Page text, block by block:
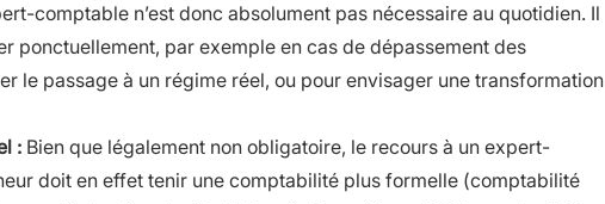
comptable n’est donc absolument pas nécessaire au quotidien. Il
ponctuellement, par exemple en cas de dépassement des
le passage à un régime réel, ou pour envisager une transformation
: Bien que légalement non obligatoire, le recours à un expert-
doit en effet tenir une comptabilité plus formelle (comptabilité